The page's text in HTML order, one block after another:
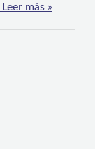
Leer más »